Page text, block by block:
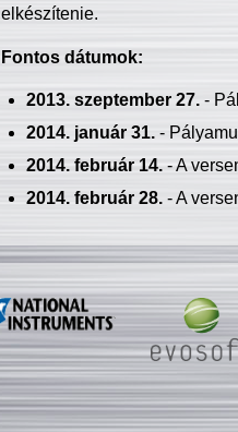
elkészítenie.
Fontos dátumok:
2013. szeptember 27.-
2014. január 31.-
2014. február 14.- A
2014. február 28.- A